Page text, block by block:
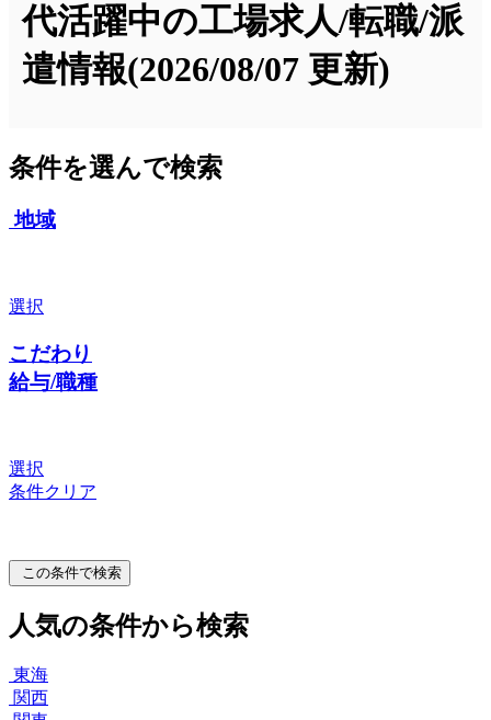
代活躍中の工場求人/転職/派
遣情報(2026/08/07 更新)
条件を選んで検索
地域
選択
こだわり
給与/職種
選択
条件クリア
この条件で検索
人気の条件から検索
東海
関西